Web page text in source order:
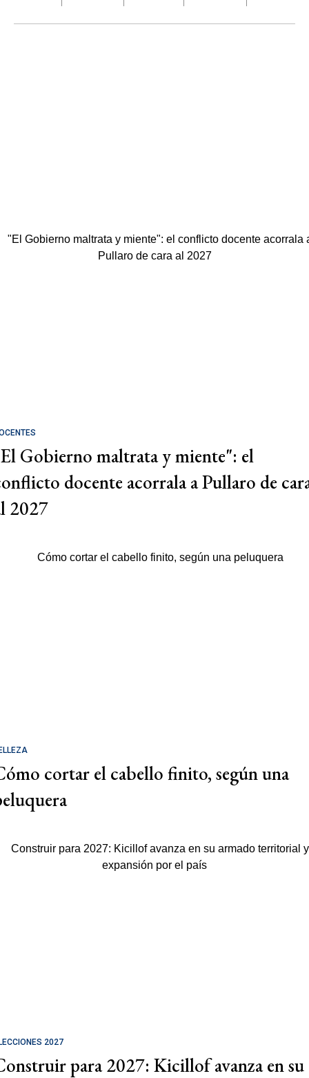
Gobierno maltrata y miente": el
docente acorrala a Pullaro de
2027
cortar el cabello finito, según una
2027
para 2027: Kicillof avanza en su